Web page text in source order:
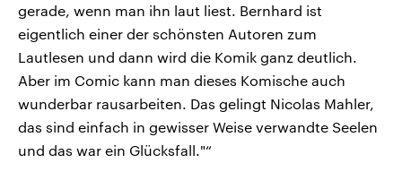
gerade, wenn man ihn laut liest. Bernhard ist
eigentlich einer der schönsten Autoren zum
Lautlesen und dann wird die Komik ganz deutlich.
Aber im Comic kann man dieses Komische auch
wunderbar rausarbeiten. Das gelingt Nicolas Mahler,
das sind einfach in gewisser Weise verwandte Seelen
und das war ein Glücksfall."“